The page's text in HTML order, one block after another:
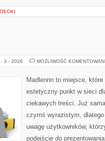
- 3 - 2026 MOŻLIWOŚĆ
Madlennn to miejsce,
estetyczny punkt w sieci
ciekawych treści. Już
czymś wyrazistym,
uwagę użytkowników,
podejście do